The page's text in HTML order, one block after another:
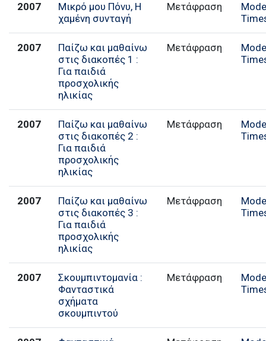
2007
Μικρό μου Πόνυ, Η
χαμένη συνταγή
Μετάφραση
2007
Παίζω και μαθαίνω
στις διακοπές 1 :
Για παιδιά
προσχολικής
ηλικίας
Μετάφραση
2007
Παίζω και μαθαίνω
στις διακοπές 2 :
Για παιδιά
προσχολικής
ηλικίας
Μετάφραση
2007
Παίζω και μαθαίνω
στις διακοπές 3 :
Για παιδιά
προσχολικής
ηλικίας
Μετάφραση
2007
Σκουμπιντομανία :
Φανταστικά
σχήματα
σκουμπιντού
Μετάφραση